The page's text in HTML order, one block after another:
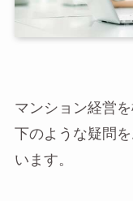
マンション経営
下のような疑問
います。